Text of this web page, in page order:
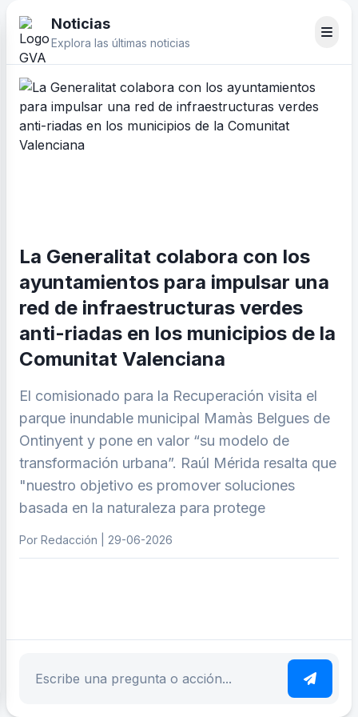
Noticias
Explora las últimas noticias
La Generalitat colabora con los
ayuntamientos para impulsar una
red de infraestructuras verdes
anti-riadas en los municipios de la
Comunitat Valenciana
El comisionado para la Recuperación visita el
parque inundable municipal Mamàs Belgues de
Ontinyent y pone en valor “su modelo de
transformación urbana”. Raúl Mérida resalta que
"nuestro objetivo es promover soluciones
basada en la naturaleza para protege
Por Redacción | 29-06-2026
Escribe tu pregunta